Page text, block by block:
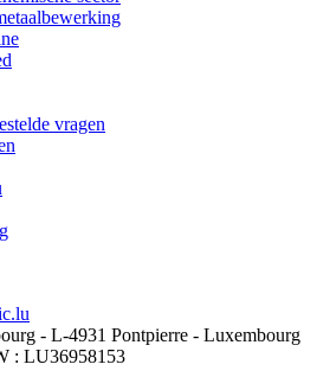
vragen
- L-4931 Pontpierre - Luxembourg
: LU36958153